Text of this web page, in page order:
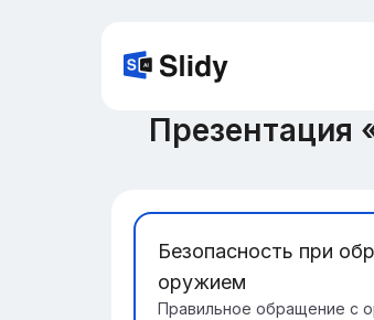
Безопасность при
оружием
Правильное обращение с